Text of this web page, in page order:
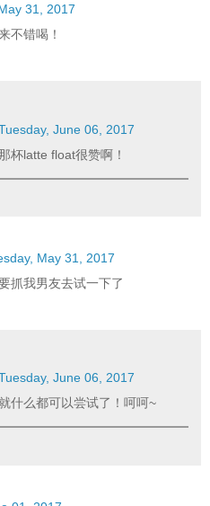
31, 2017
不错喝！
June 06, 2017
杯latte float很赞啊！
May 31, 2017
抓我男友去试一下了
June 06, 2017
什么都可以尝试了！呵呵~